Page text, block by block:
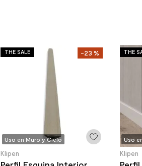
-23 %
THE SALE
Uso en Muro y Cielo
Klipen
THE
Uso
Klipen